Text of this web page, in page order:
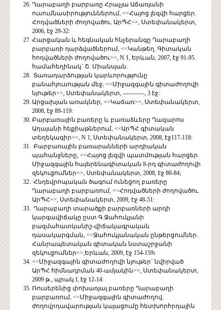
Ղարաբաղի բարբառը Հրաչյա Աճառյանի
ուսումնասիրություններում, <<Հայոց լեզվի հարցեր.
Հոդվածների ժողովածու. ԱրՊՀ>>, Ստեփանակերտ,
2006, էջ 29-32:
Հարցական և հեգնական հնչերանգը Ղարաբաղի
բարբառի դարձվածներում, <<Կանթեղ. Գիտական
հոդվածների ժողովածու>>, N 1, Երևան, 2007, էջ 91-95.
համահեղինակ` Շ. Միանսյան:
Տառադարձության կարևորությունը
բանահյուսության մեջ, <<Միջազգային գիտաժողովի
նյութեր>>, Ստեփանակերտ, -----------, 3 էջ:
Արցախյան առակներ, <<Կաճառ>>, Ստեփանակերտ,
2008, էջ 89-119:
Բարբառային բառերը և բառաձևերը Ղազարոս
Աղայանի հեքիաթներում, <<ԱրՊՀ գիտական
տեղեկագիր>>, N 1, Ստեփանակերտ, 2008, էջ117-118:
Բարբառային բառարանների արդիական
պահանջները, <<Հայոց լեզվի պատմության հարցեր.
Միջազգային հայերենագիտական 8-րդ գիտաժողովի
զեկուցումներ>>, Ստեփանակերտ, 2008, էջ 80-84;
Հնդեվրոպական ծագում ունեցող բառերը
Ղարաբաղի բարբառում, <<Հոդվածների ժողովածու.
ԱրՊՀ>>, Ստեփանակերտ, 2009, էջ 48-51:
Ղարաբաղի տարածքի բարբառների արդի
կարգավիճակը ըստ Գ.Ջահուկյանի
բազմահատկանիշ-վիճակագրական
դասակարգման, <<Ջահուկյանական ընթերցումներ.
Հանրապետական գիտական նստաշրջանի
զեկուցումներ>>,Երևան, 2009, էջ 154-159:
<<Միջազգային գիտաժողովի նյութեր` նվիրված
ԱրՊՀ հիմնադրման 40-ամյակին>>, Ստեփանակերտ,
2009 թ., պրակ I, էջ 12-14:
Ռուսերենից փոխառյալ բառերը Ղարաբաղի
բարբառում, <<Միջազգային գիտաժողով.
ժողովրդավարության կայացումը հետխորհրդային